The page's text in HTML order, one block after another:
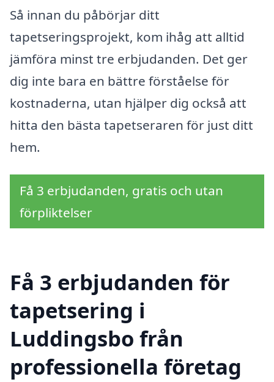
Så innan du påbörjar ditt
tapetseringsprojekt, kom ihåg att alltid
jämföra minst tre erbjudanden. Det ger
dig inte bara en bättre förståelse för
kostnaderna, utan hjälper dig också att
hitta den bästa tapetseraren för just ditt
hem.
Få 3 erbjudanden, gratis och utan
förpliktelser
Få 3 erbjudanden för
tapetsering i
Luddingsbo från
professionella företag